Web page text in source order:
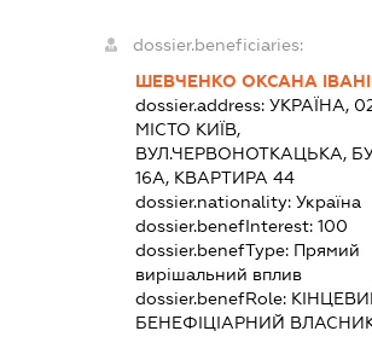
dossier.beneficiaries:
ШЕВЧЕНКО ОКСАНА
dossier.address: УКРАЇНА,
МІСТО КИЇВ,
ВУЛ.ЧЕРВОНОТКАЦЬКА,
16А, КВАРТИРА 44
dossier.nationality: Україна
dossier.benefInterest: 100
dossier.benefType: Прямий
вирішальний вплив
dossier.benefRole:
БЕНЕФІЦІАРНИЙ